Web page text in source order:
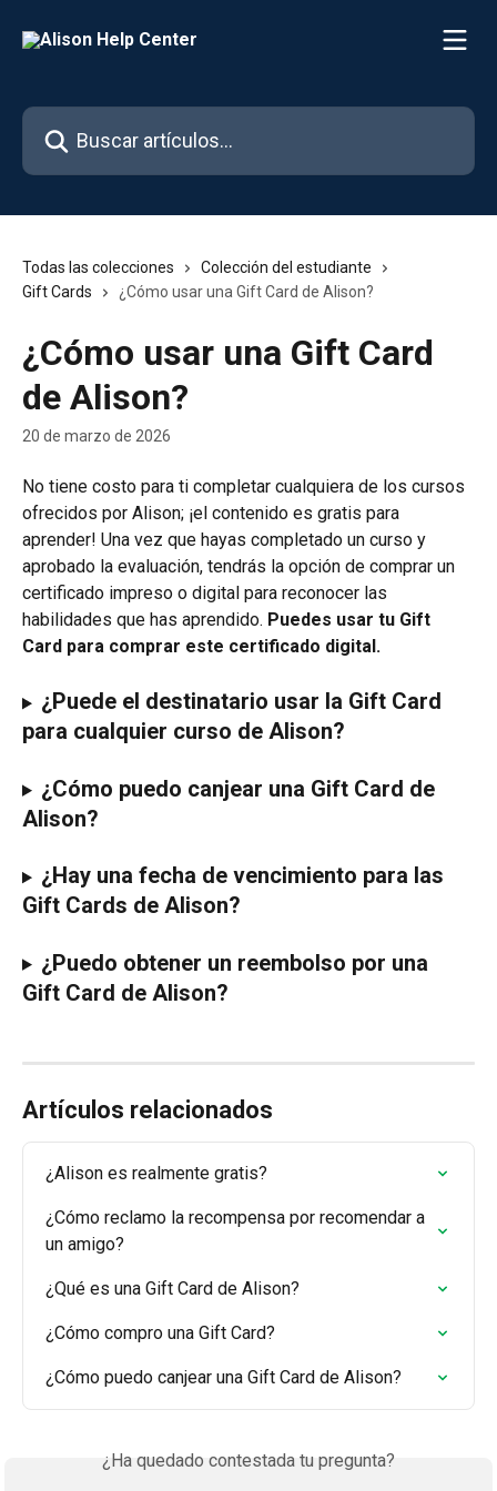
Buscar artículos...
Todas las colecciones
Colección del estudiante
Gift Cards
¿Cómo usar una Gift Card de Alison?
¿Cómo usar una Gift Card
de Alison?
20 de marzo de 2026
No tiene costo para ti completar cualquiera de los cursos
ofrecidos por Alison; ¡el contenido es gratis para
aprender! Una vez que hayas completado un curso y
aprobado la evaluación, tendrás la opción de comprar un
certificado impreso o digital para reconocer las
habilidades que has aprendido. Puedes usar tu Gift
Card para comprar este certificado digital.
¿Puede el destinatario usar la Gift Card
para cualquier curso de Alison?
¿Cómo puedo canjear una Gift Card de
Alison?
¿Hay una fecha de vencimiento para las
Gift Cards de Alison?
¿Puedo obtener un reembolso por una
Gift Card de Alison?
Artículos relacionados
¿Alison es realmente gratis?
¿Cómo reclamo la recompensa por recomendar a
un amigo?
¿Qué es una Gift Card de Alison?
¿Cómo compro una Gift Card?
¿Cómo puedo canjear una Gift Card de Alison?
¿Ha quedado contestada tu pregunta?